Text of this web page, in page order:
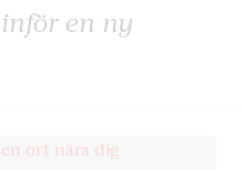
en ny